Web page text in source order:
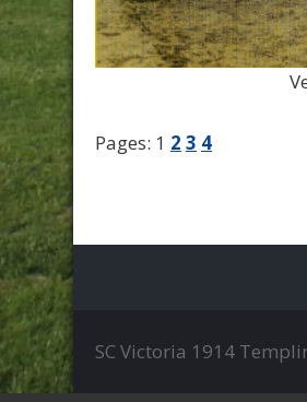
Pages: 1 2 3 4
SC Victoria 1914